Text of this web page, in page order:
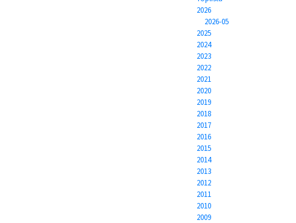
2026
2026-05
2025
2024
2023
2022
2021
2020
2019
2018
2017
2016
2015
2014
2013
2012
2011
2010
2009